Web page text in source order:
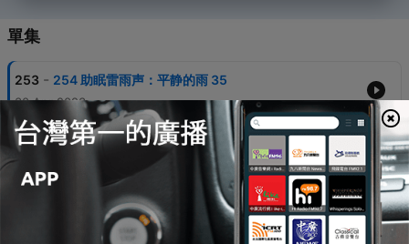
單集
253 - 254 助眠雷雨声：平静的雨 35
30 Apr 2023
252 - 253 助眠雷雨声平静的雨 33
252 助眠雷雨声平静的雨 32